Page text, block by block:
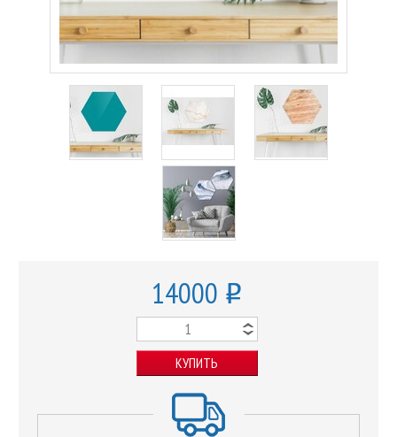
14000 o
КУПИТЬ